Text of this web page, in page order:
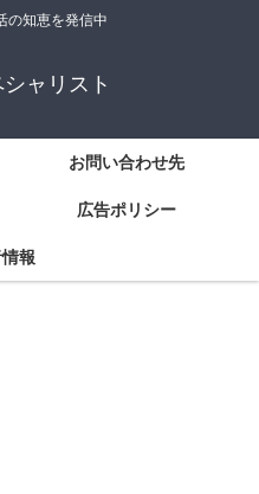
の知恵を発信中
ャリスト
お問い合わせ先
広告ポリシー
報